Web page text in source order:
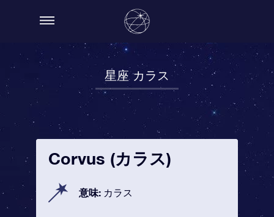
星座 カラス
Corvus (カラス)
意味: カラス